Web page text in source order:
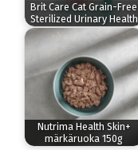
Brit Care Cat Grain-Free
Sterilized Urinary Health
Nutrima Health Skin+
märkäruoka 150g